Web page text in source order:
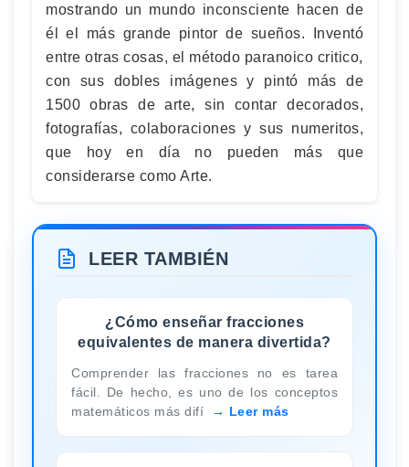
mostrando un mundo inconsciente hacen de
él el más grande pintor de sueños. Inventó
entre otras cosas, el método paranoico critico,
con sus dobles imágenes y pintó más de
1500 obras de arte, sin contar decorados,
fotografías, colaboraciones y sus numeritos,
que hoy en día no pueden más que
considerarse como Arte.
LEER TAMBIÉN
¿Cómo enseñar fracciones
equivalentes de manera divertida?
Comprender las fracciones no es tarea
fácil. De hecho, es uno de los conceptos
matemáticos más difí
Leer más